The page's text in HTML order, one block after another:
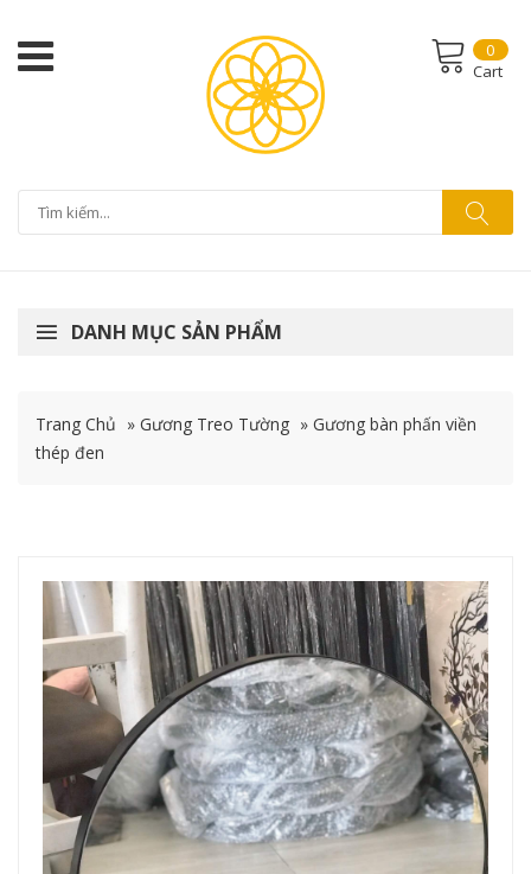
0
Cart
DANH MỤC SẢN PHẨM
Trang Chủ » Gương Treo Tường » Gương bàn phấn viền
thép đen